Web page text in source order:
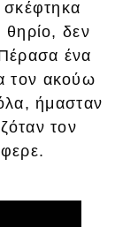
θηρίο, δεν
ένα
τον ακούω
ήμασταν
τον